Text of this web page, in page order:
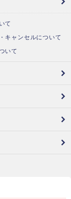
て
キャンセルについて
いて